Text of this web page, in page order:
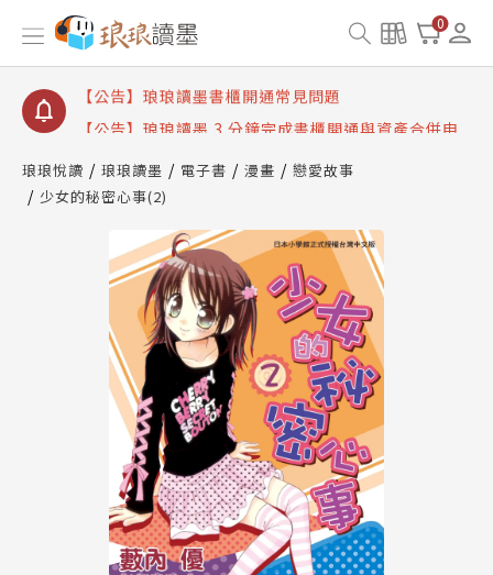
0
【公告】琅琅讀墨數位閱讀資產合併與書櫃開通申請
【公告】琅琅讀墨書櫃開通常見問題
【公告】琅琅讀墨 3 分鐘完成書櫃開通與資產合併申
請圖文教學
查詢
【公告】琅琅讀墨數位閱讀資產合併與書櫃開通申請
琅琅悅讀 琅琅讀墨 電子書 漫畫
戀愛故事
少女的秘密心事(2)